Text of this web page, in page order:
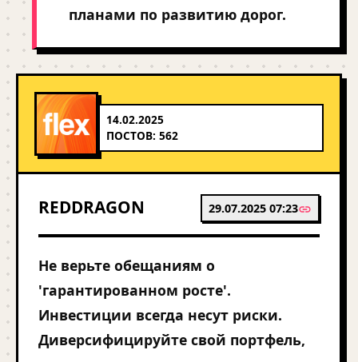
планами по развитию дорог.
14.02.2025
ПОСТОВ: 562
REDDRAGON 29.07.2025 07:23
Не верьте обещаниям о
'гарантированном росте'.
Инвестиции всегда несут риски.
Диверсифицируйте свой портфель,